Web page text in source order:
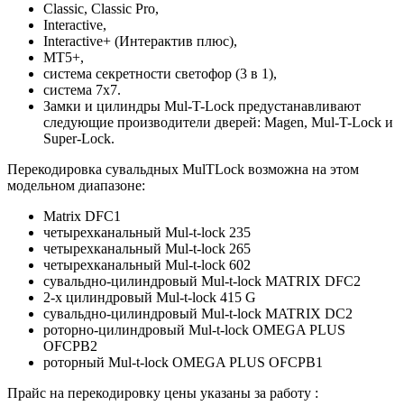
Classic, Classic Pro,
Interactive,
Interactive+ (Интерактив плюс),
MT5+,
система секретности светофор (3 в 1),
система 7х7.
Замки и цилиндры Mul-T-Lock предустанавливают
следующие производители дверей: Magen, Mul-T-Lock и
Super-Lock.
Перекодировка сувальдных MulTLock возможна на этом
модельном диапазоне:
Matrix DFC1
четырехканальный Mul-t-lock 235
четырехканальный Mul-t-lock 265
четырехканальный Mul-t-lock 602
сувальдно-цилиндровый Mul-t-lock MATRIX DFC2
2-х цилиндровый Mul-t-lock 415 G
сувальдно-цилиндровый Mul-t-lock MATRIX DC2
роторно-цилиндровый Mul-t-lock OMEGA PLUS
OFCPB2
роторный Mul-t-lock OMEGA PLUS OFCPB1
Прайс на перекодировку цены указаны за работу :